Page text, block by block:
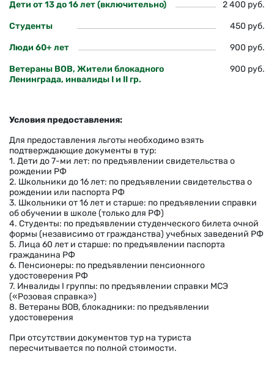
Дети от 13 до 16 лет (включительно) 2 400 руб.
Студенты 450 руб.
Люди 60+ лет 900 руб.
Ветераны ВОВ, Жители блокадного
Ленинграда, инвалиды I и II гр.
900 руб.
Условия предоставления:
Для предоставления льготы необходимо взять
подтверждающие документы в тур:
1. Дети до 7-ми лет: по предъявлении свидетельства о
рождении РФ
2. Школьники до 16 лет: по предъявлении свидетельства о
рождении или паспорта РФ
3. Школьники от 16 лет и старше: по предъявлении справки
об обучении в школе (только для РФ)
4. Студенты: по предъявлении студенческого билета очной
формы (независимо от гражданства) учебных заведений РФ
5. Лица 60 лет и старше: по предъявлении паспорта
гражданина РФ
6. Пенсионеры: по предъявлении пенсионного
удостоверения РФ
7. Инвалиды I группы: по предъявлении справки МСЭ
(«Розовая справка»)
8. Ветераны ВОВ, блокадники: по предъявлении
удостоверения
При отсутствии документов тур на туриста
пересчитывается по полной стоимости.